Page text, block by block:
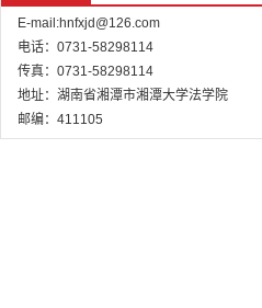
E-mail:hnfxjd@126.com
电话：0731-58298114
传真：0731-58298114
地址：湖南省湘潭市湘潭大学法学院
邮编：411105